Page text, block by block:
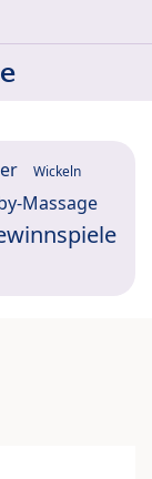
Wickeln
Massage